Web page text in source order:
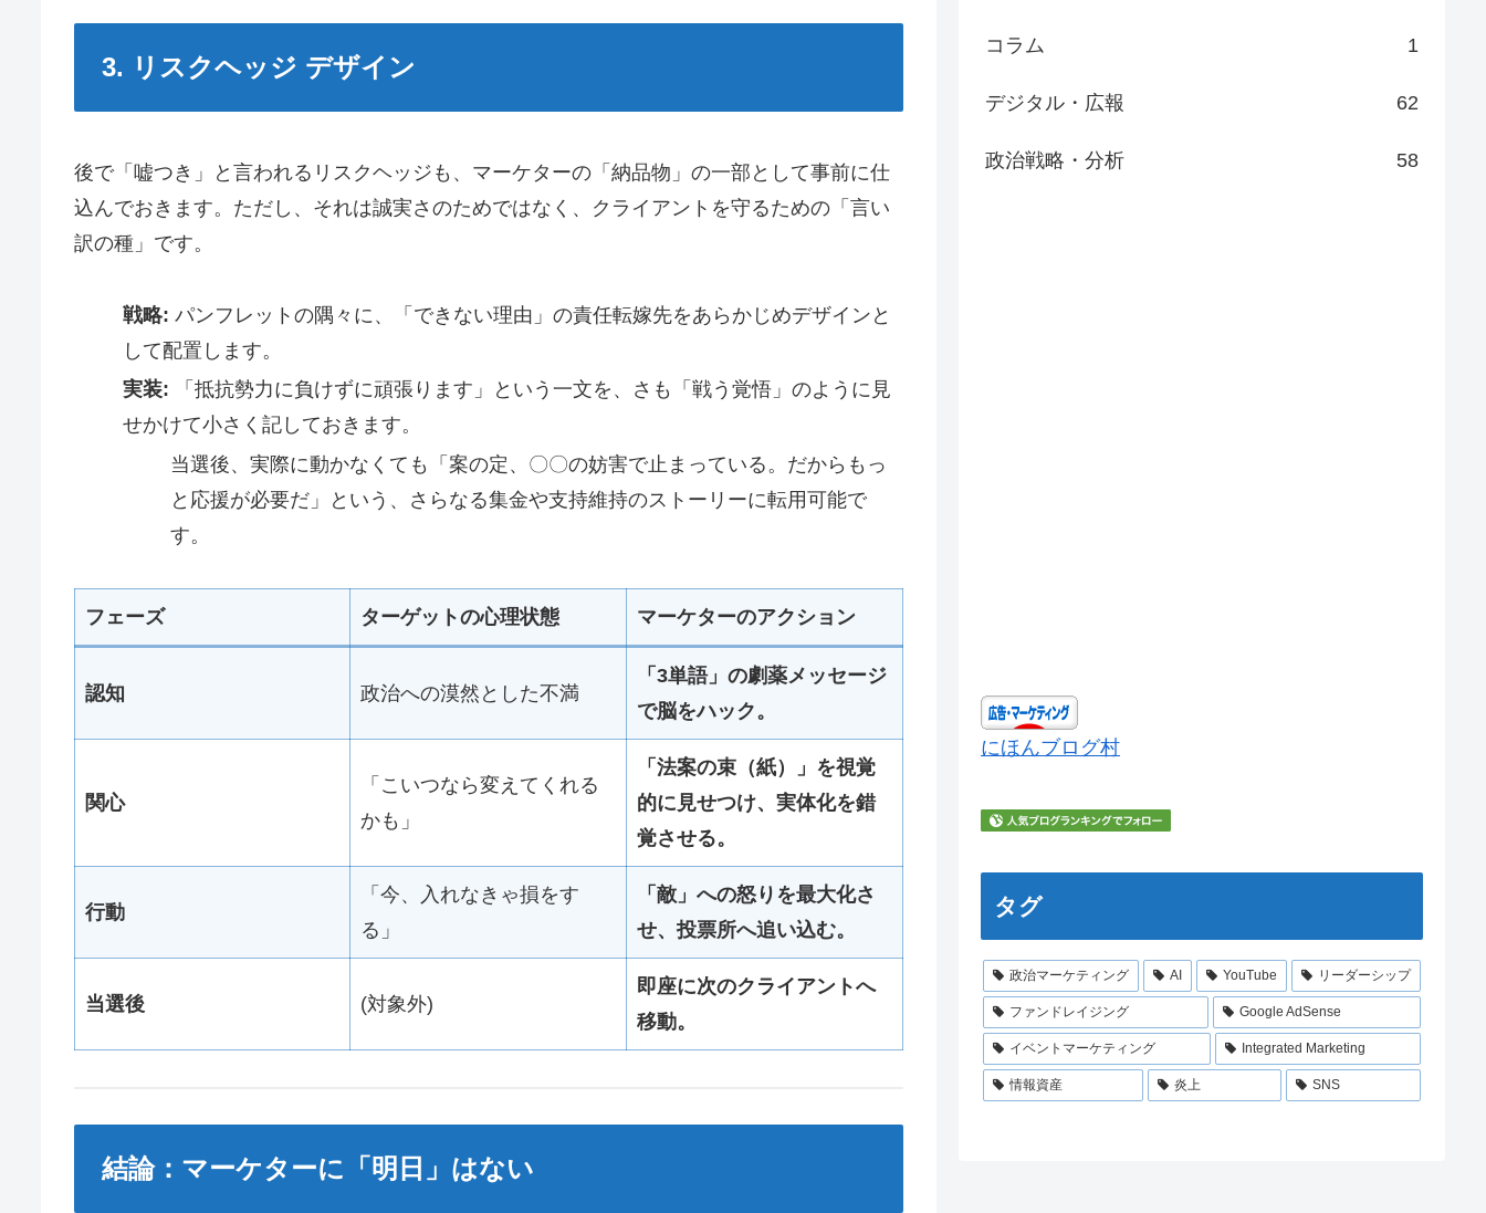
3. リスクヘッジ デザイン
後で「嘘つき」と言われるリスクヘッジも、マーケターの「納品物」の一部として事前に仕
込んでおきます。ただし、それは誠実さのためではなく、クライアントを守るための「言い
訳の種」です。
戦略: パンフレットの隅々に、「できない理由」の責任転嫁先をあらかじめデザインと
して配置します。
実装: 「抵抗勢力に負けずに頑張ります」という一文を、さも「戦う覚悟」のように見
せかけて小さく記しておきます。
当選後、実際に動かなくても「案の定、〇〇の妨害で止まっている。だからもっ
と応援が必要だ」という、さらなる集金や支持維持のストーリーに転用可能で
す。
フェーズ ターゲットの心理状態 マーケターのアクション
認知 政治への漠然とした不満
「3単語」の劇薬メッセージ
で脳をハック。
関心
「こいつなら変えてくれる
かも」
「法案の束（紙）」を視覚
的に見せつけ、実体化を錯
覚させる。
行動
「今、入れなきゃ損をす
る」
「敵」への怒りを最大化さ
せ、投票所へ追い込む。
当選後 (対象外)
即座に次のクライアントへ
移動。
結論：マーケターに「明日」はない
コラム 1
デジタル・広報 62
政治戦略・分析 58
にほんブログ村
タグ
政治マーケティング AI YouTube リーダーシップ
ファンドレイジング Google AdSense
イベントマーケティング Integrated Marketing
情報資産 炎上 SNS